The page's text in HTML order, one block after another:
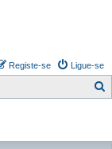
Ligue-se
Registe-se
q